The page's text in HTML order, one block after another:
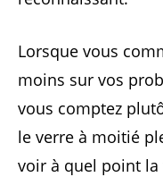
Lorsque vous
moins sur vos
vous comptez
le verre à moitié
voir à quel point